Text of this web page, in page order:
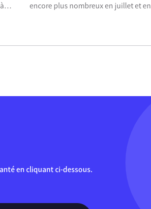
encore plus nombreux en juillet et en
en cliquant ci-dessous.